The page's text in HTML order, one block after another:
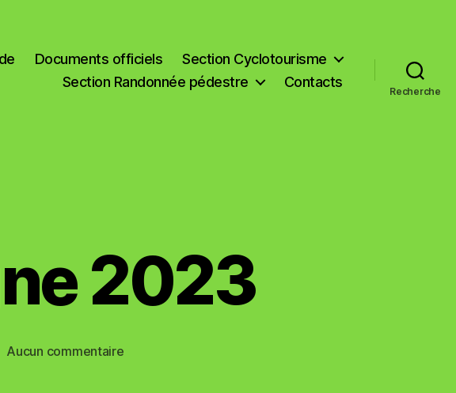
Documents officiels
Section Cyclotourisme
Section Randonnée pédestre
Contacts
Recherche
2023
Aucun commentairesur